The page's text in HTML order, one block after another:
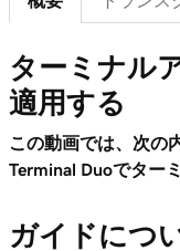
スマートター
レッスン 7 (/
領収書のカス
アプリ概要の
GoDaddy
ターミナル
適用する
この動画では、次の
Terminal Duoでター
ガイドにつ